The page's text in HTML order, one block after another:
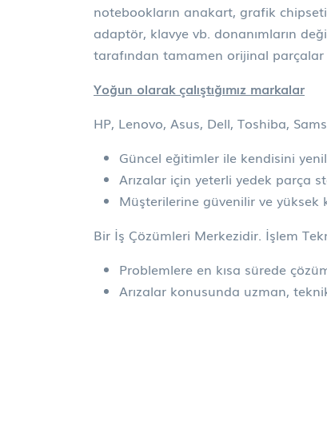
notebookların anakart, grafik
adaptör, klavye vb. donanımların
tarafından tamamen orijinal parçalar
Yoğun olarak çalıştığımız markalar
HP, Lenovo, Asus, Dell, Toshiba,
Güncel eğitimler ile kendisini
Arızalar için yeterli yedek parça
Müşterilerine güvenilir ve
Bir İş Çözümleri Merkezidir. İşlem
Problemlere en kısa sürede
Arızalar konusunda uzman,